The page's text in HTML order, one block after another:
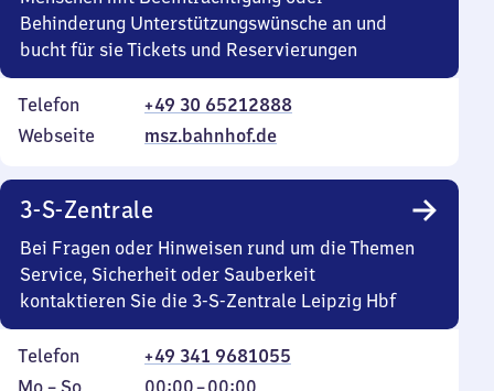
Behinderung Unterstützungswünsche an und
bucht für sie Tickets und Reservierungen
Telefon
+49 30 65212888
Webseite
msz.bahnhof.de
3-S-Zentrale
Bei Fragen oder Hinweisen rund um die Themen
Service, Sicherheit oder Sauberkeit
kontaktieren Sie die 3-S-Zentrale Leipzig Hbf
Telefon
+49 341 9681055
Montag
Mo – So,
00:00–00:00
Von